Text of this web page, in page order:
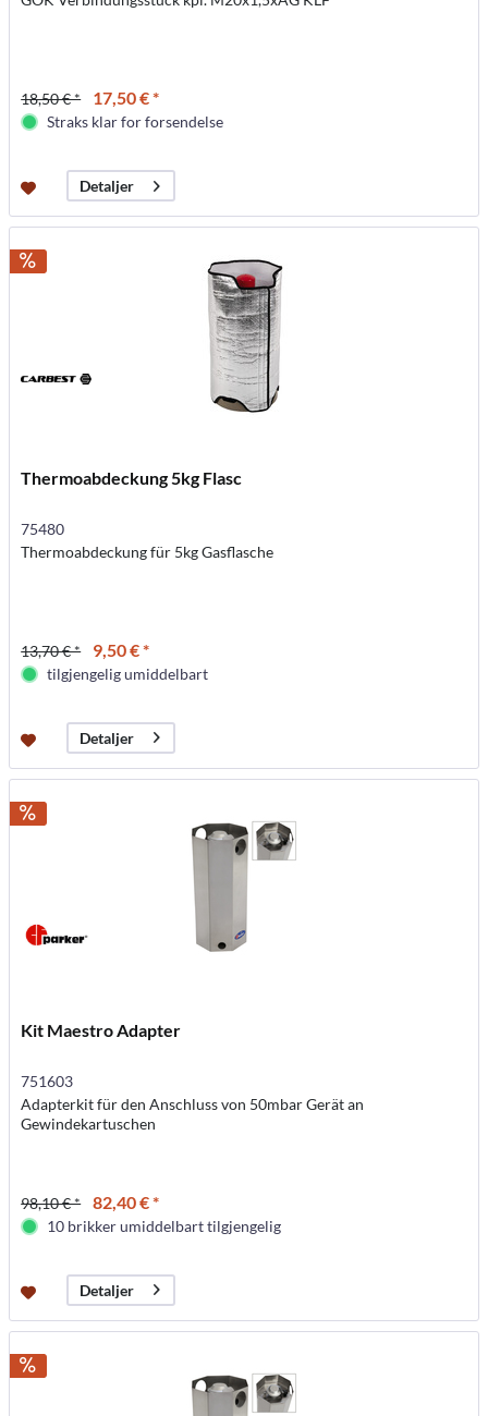
18,50 € * 17,50 € *
Straks klar for forsendelse
Detaljer
Thermoabdeckung 5kg Flasc
75480
Thermoabdeckung für 5kg Gasflasche
13,70 € * 9,50 € *
tilgjengelig umiddelbart
Detaljer
Kit Maestro Adapter
751603
Adapterkit für den Anschluss von 50mbar Gerät an
Gewindekartuschen
98,10 € * 82,40 € *
10 brikker umiddelbart tilgjengelig
Detaljer